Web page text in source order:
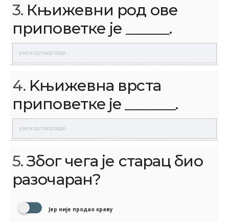
3. Књижевни род ове
приповетке је ______.
4. Kњижевна врста
приповеткe je _______.
5.Због чега је старац био
разочаран?
Јер није продао краву